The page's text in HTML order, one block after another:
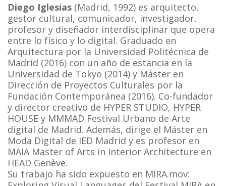
Diego Iglesias (Madrid, 1992) es arquitecto,
gestor cultural, comunicador, investigador,
profesor y diseñador interdisciplinar que opera
entre lo físico y lo digital. Graduado en
Arquitectura por la Universidad Politécnica de
Madrid (2016) con un año de estancia en la
Universidad de Tokyo (2014) y Máster en
Dirección de Proyectos Culturales por la
Fundación Contemporánea (2016). Co-fundador
y director creativo de HYPER STUDIO, HYPER
HOUSE y MMMAD Festival Urbano de Arte
digital de Madrid. Además, dirige el Máster en
Moda Digital de IED Madrid y es profesor en
MAIA Master of Arts in Interior Architecture en
HEAD Genève.
Su trabajo ha sido expuesto en MIRA.mov: